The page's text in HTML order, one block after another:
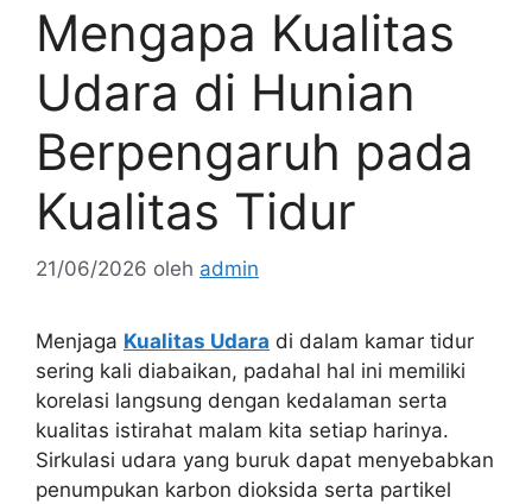
Mengapa Kualitas
Udara di Hunian
Berpengaruh pada
Kualitas Tidur
21/06/2026 oleh admin
Menjaga Kualitas Udara di dalam kamar tidur
sering kali diabaikan, padahal hal ini memiliki
korelasi langsung dengan kedalaman serta
kualitas istirahat malam kita setiap harinya.
Sirkulasi udara yang buruk dapat menyebabkan
penumpukan karbon dioksida serta partikel